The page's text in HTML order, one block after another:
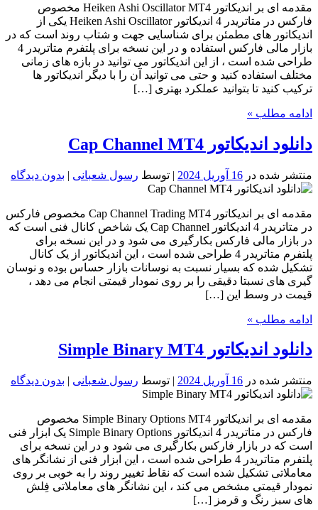
مقدمه ای بر اندیکاتور Heiken Ashi Oscillator MT4 مخصوص
فارکس در متاتریدر 4 اندیکاتور Heiken Ashi Oscillator یکی از
اندیکاتور های مطمئن برای شناسایی جهت و شتاب روند است که در
بازار مالی فارکس استفاده و در این نسخه برای پلتفرم متاتریدر 4
طراحی شده است ، از این اندیکاتور می توانید در بازه های زمانی
مختلف استفاده کنید و حتی می توانید آن را با دیگر اندیکاتور ها
ترکیب کنید تا بتوانید عملکرد بهتری […]
ادامه مطلب »
دانلود اندیکاتور Cap Channel MT4
منتشر شده در 16 آوریل 2024 | توسط رسول شعبانی | بدون دیدگاه
مقدمه ای بر اندیکاتور Cap Channel Trading MT4 مخصوص فارکس
در متاتریدر 4 اندیکاتور Cap Channel یک شاخص کانال فنی است که
در بازار مالی فارکس بکارگیری می شود و در این نسخه برای
پلتفرم متاتریدر 4 طراحی شده است ، این اندیکاتور از یک کانال
تشکیل شده که بسیار نسبت به نوسانات بازار حساس بوده و نوسان
گیری های نسبتا دقیقی را بر روی نمودار قیمتی انجام می دهد ،
قیمت در وسط این […]
ادامه مطلب »
دانلود اندیکاتور Simple Binary MT4
منتشر شده در 16 آوریل 2024 | توسط رسول شعبانی | بدون دیدگاه
مقدمه ای بر اندیکاتور Simple Binary Options MT4 مخصوص
فارکس در متاتریدر 4 اندیکاتور Simple Binary Options یک ابزار فنی
است که در بازار فارکس بکارگیری می شود و در این نسخه برای
پلتفرم متاتریدر 4 طراحی شده است ، این ابزار فنی از نشانگر های
معاملاتی تشکیل شده است که نقاط تغییر روند را به خوبی بر روی
نمودار قیمتی مشخص می کند ، این نشانگر های معاملاتی فِلش
های سبز رنگ و قرمز […]